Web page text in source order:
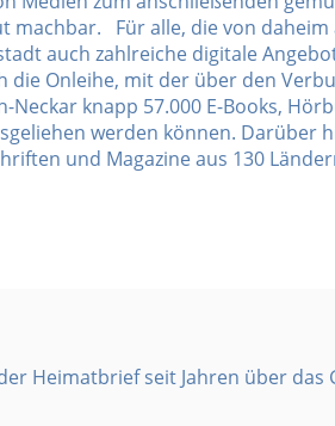
machbar. Für alle, die von daheim
auch zahlreiche digitale
Onleihe, mit der über den
knapp 57.000 E-Books,
werden können. Darüber
und Magazine aus 130
Heimatbrief seit Jahren über das